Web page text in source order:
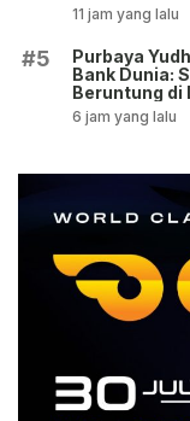
11 jam yang lalu
#5
Purbaya
Bank Dunia:
Beruntung di
6 jam yang lalu